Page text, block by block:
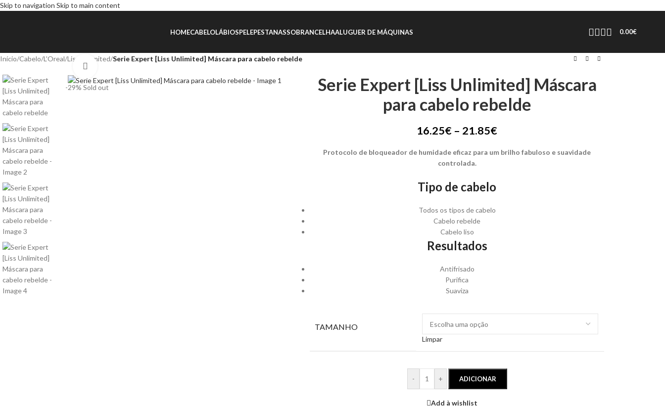
Skip to navigation Skip to main content
HOMECABELOLÁBIOSPELEPESTANASSOBRANCELHAALUGUER DE MÁQUINAS 0.00€
Início/Cabelo/L'Oreal/Liss Unlimited/Serie Expert [Liss Unlimited] Máscara para cabelo rebelde
-29% Sold out
Serie Expert [Liss Unlimited] Máscara
para cabelo rebelde
16.25€ – 21.85€
Protocolo de bloqueador de humidade eficaz para um brilho fabuloso e suavidade
controlada.
Tipo de cabelo
Todos os tipos de cabelo
Cabelo rebelde
Cabelo liso
Resultados
Antifrisado
Purifica
Suaviza
TAMANHO
Limpar
- + ADICIONAR
Add à wishlist